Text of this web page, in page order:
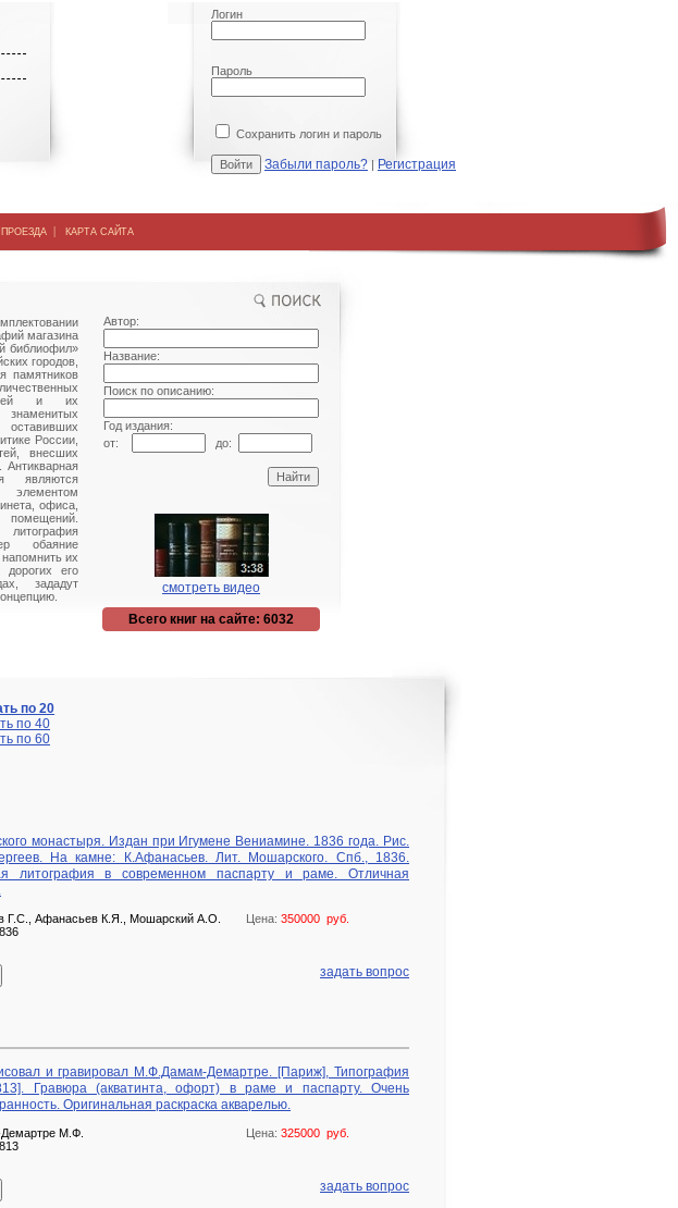
Логин
Пароль
Сохранить логин и пароль
Забыли пароль? | Регистрация
| КАРТА САЙТА
магазина
библиофил»
городов,
памятников
и их
оставивших
России,
внесших
являются
офиса,
обаяние
их
его
зададут
Автор:
Название:
Поиск по описанию:
Год издания:
от:
до:
смотреть видео
Всего книг на сайте: 6032
по 20
по 40
по 60
монастыря. Издан при Игумене Вениамине. 1836 года. Рис.
На камне: К.Афанасьев. Лит. Мошарского. Спб., 1836.
литография в современном паспарту и раме. Отличная
Цена: 350000 руб.
Г.С., Афанасьев К.Я., Мошарский А.О.
задать вопрос
и гравировал М.Ф.Дамам-Демартре. [Париж], Типография
Гравюра (акватинта, офорт) в раме и паспарту. Очень
Оригинальная раскраска акварелью.
Цена: 325000 руб.
М.Ф.
задать вопрос